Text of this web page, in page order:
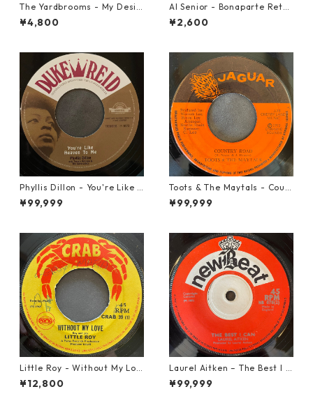
The Yardbrooms - My Desir
e【7-21922】
¥4,800
Al Senior - Bonaparte Retre
at【7-21861】
¥2,600
Phyllis Dillon - You're Like H
eaven To Me【7-21913】
¥99,999
Toots & The Maytals - Coun
try Road【7-21951】
¥99,999
Little Roy - Without My Lov
e【7-21990】
¥12,800
Laurel Aitken ‎– The Best I C
an【7-22012】
¥99,999